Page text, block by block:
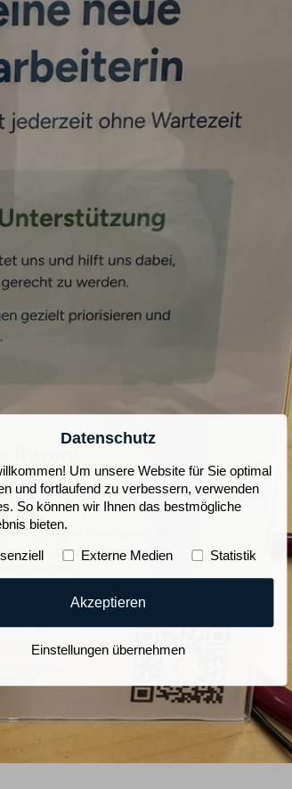
Datenschutz
Um unsere Website für Sie optimal
und fortlaufend zu verbessern, verwenden
So können wir Ihnen das bestmögliche
bieten.
Externe Medien Statistik
Akzeptieren
Einstellungen übernehmen